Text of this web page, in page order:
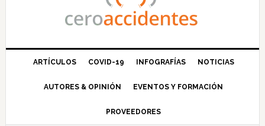
ARTÍCULOS COVID-19 INFOGRAFÍAS NOTICIAS
AUTORES & OPINIÓN EVENTOS Y FORMACIÓN
PROVEEDORES